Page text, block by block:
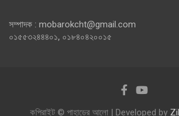
সম্পাদক : mobarokcht@gmail.com
০১৫৫৩২৪৪৪০১, ০১৮৪০৪২০০১৫
কপিরাইট © পাহাড়ের আলো | Developed by